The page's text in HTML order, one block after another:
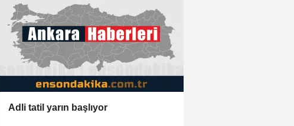
Adli tatil yarın başlıyor